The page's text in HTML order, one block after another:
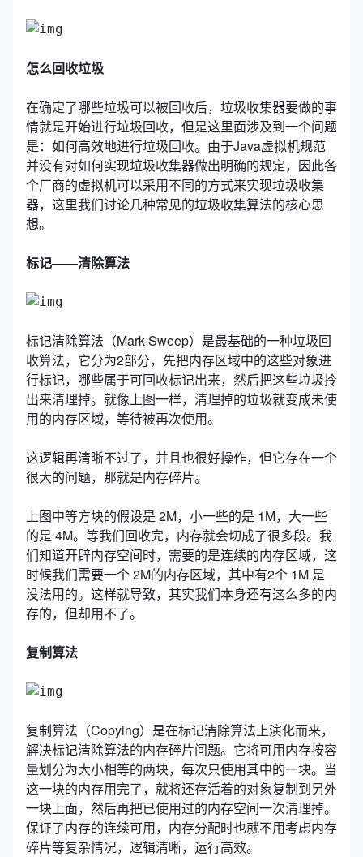
怎么回收垃圾
在确定了哪些垃圾可以被回收后，垃圾收集器要做的事
情就是开始进行垃圾回收，但是这里面涉及到一个问题
是：如何高效地进行垃圾回收。由于Java虚拟机规范
并没有对如何实现垃圾收集器做出明确的规定，因此各
个厂商的虚拟机可以采用不同的方式来实现垃圾收集
器，这里我们讨论几种常见的垃圾收集算法的核心思
想。
标记——清除算法
标记清除算法（Mark-Sweep）是最基础的一种垃圾回
收算法，它分为2部分，先把内存区域中的这些对象进
行标记，哪些属于可回收标记出来，然后把这些垃圾拎
出来清理掉。就像上图一样，清理掉的垃圾就变成未使
用的内存区域，等待被再次使用。
这逻辑再清晰不过了，并且也很好操作，但它存在一个
很大的问题，那就是内存碎片。
上图中等方块的假设是 2M，小一些的是 1M，大一些
的是 4M。等我们回收完，内存就会切成了很多段。我
们知道开辟内存空间时，需要的是连续的内存区域，这
时候我们需要一个 2M的内存区域，其中有2个 1M 是
没法用的。这样就导致，其实我们本身还有这么多的内
存的，但却用不了。
复制算法
复制算法（Copying）是在标记清除算法上演化而来，
解决标记清除算法的内存碎片问题。它将可用内存按容
量划分为大小相等的两块，每次只使用其中的一块。当
这一块的内存用完了，就将还存活着的对象复制到另外
一块上面，然后再把已使用过的内存空间一次清理掉。
保证了内存的连续可用，内存分配时也就不用考虑内存
碎片等复杂情况，逻辑清晰，运行高效。